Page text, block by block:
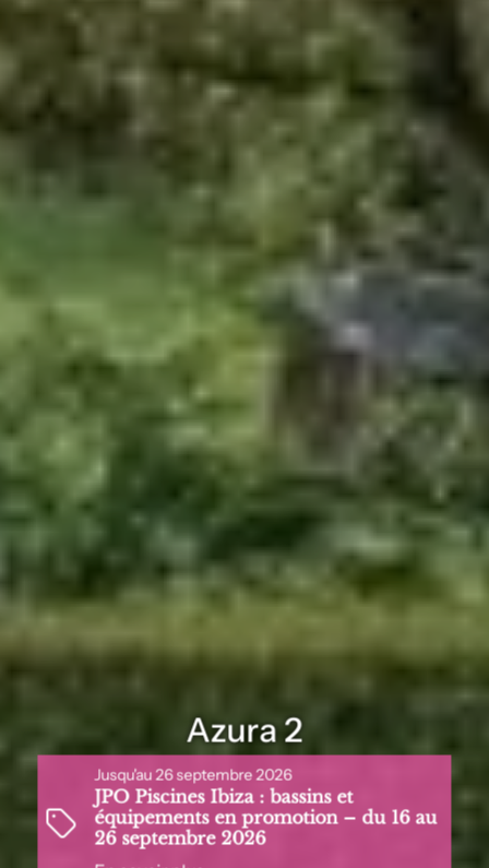
Azura 2
Jusqu'au 26 septembre 2026
JPO Piscines Ibiza : bassins et
équipements en promotion – du 16 au
26 septembre 2026